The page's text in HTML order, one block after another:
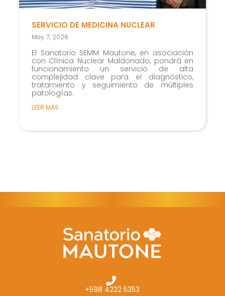
SERVICIO DE MEDICINA NUCLEAR
May 7, 2026
El Sanatorio SEMM Mautone, en asociación
con Clínica Nuclear Maldonado, pondrá en
funcionamiento un servicio de alta
complejidad clave para el diagnóstico,
tratamiento y seguimiento de múltiples
patologías.
LEER MÁS
+598 4222 5353